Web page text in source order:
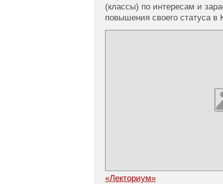
(классы) по интересам и
повышения своего статуса в
«Лекториум»